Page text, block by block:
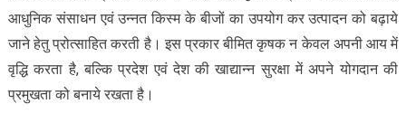
आधुनिक संसाधन एवं उन्नत किस्म के बीजों का उपयोग कर उत्पादन को बढ़ाये
जाने हेतु प्रोत्साहित करती है। इस प्रकार बीमित कृषक न केवल अपनी आय में
वृद्धि करता है, बल्कि प्रदेश एवं देश की खाद्यान्न सुरक्षा में अपने योगदान की
प्रमुखता को बनाये रखता है।